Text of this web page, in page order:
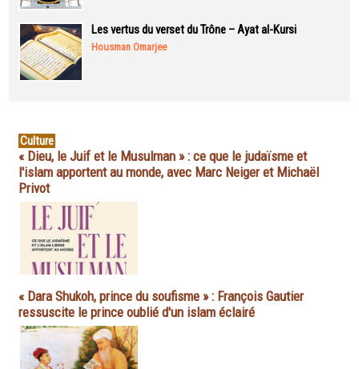
Les vertus du verset du Trône – Ayat al-Kursi
Housman Omarjee
Culture
« Dieu, le Juif et le Musulman » : ce que le judaïsme et
l'islam apportent au monde, avec Marc Neiger et Michaël
Privot
« Dara Shukoh, prince du soufisme » : François Gautier
ressuscite le prince oublié d'un islam éclairé